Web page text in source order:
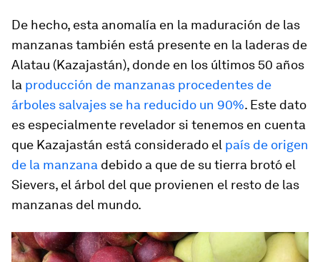
De hecho, esta anomalía en la maduración de las
manzanas también está presente en la laderas de
Alatau (Kazajastán), donde en los últimos 50 años
la producción de manzanas procedentes de
árboles salvajes se ha reducido un 90%. Este dato
es especialmente revelador si tenemos en cuenta
que Kazajastán está considerado el país de origen
de la manzana debido a que de su tierra brotó el
Sievers, el árbol del que provienen el resto de las
manzanas del mundo.